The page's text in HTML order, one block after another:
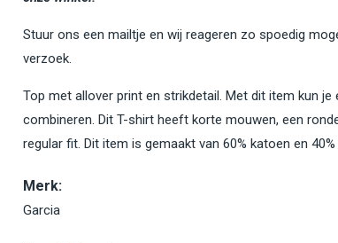
Stuur ons een mailtje en wij reageren zo spoedig
verzoek.
Top met allover print en strikdetail. Met dit item kun je
combineren. Dit T-shirt heeft korte mouwen, een
regular fit. Dit item is gemaakt van 60% katoen en
Merk:
Garcia